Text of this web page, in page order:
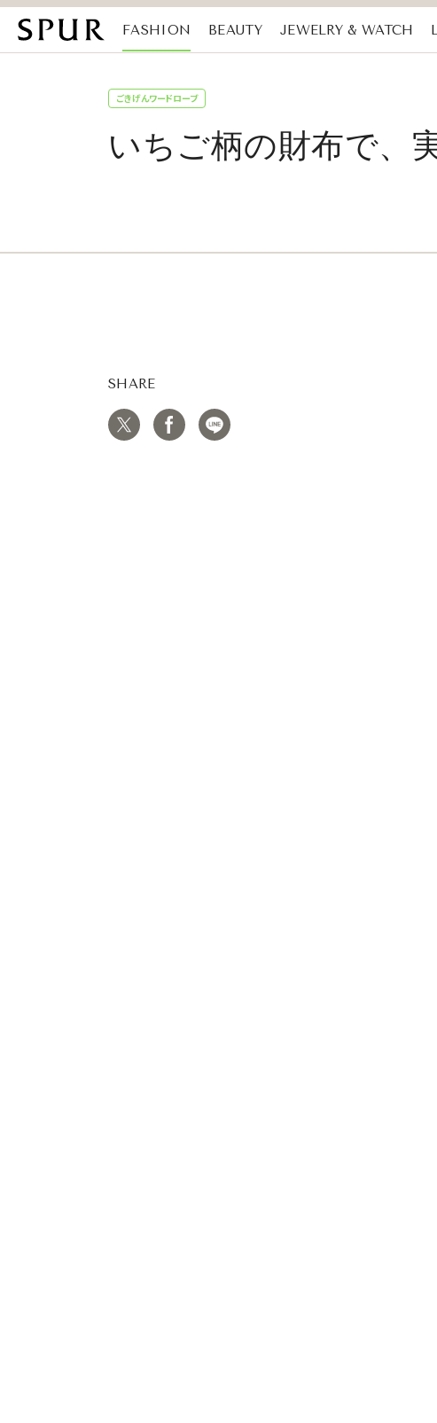
FASHION BEAUTY JEWELRY & WATCH
ごきげんワードローブ
いちご柄の財布で、
SHARE